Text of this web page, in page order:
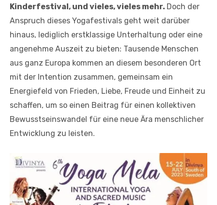
Kinderfestival, und vieles, vieles mehr. Doch der
Anspruch dieses Yogafestivals geht weit darüber
hinaus, lediglich erstklassige Unterhaltung oder eine
angenehme Auszeit zu bieten: Tausende Menschen
aus ganz Europa kommen an diesem besonderen Ort
mit der Intention zusammen, gemeinsam ein
Energiefeld von Frieden, Liebe, Freude und Einheit zu
schaffen, um so einen Beitrag für einen kollektiven
Bewusstseinswandel für eine neue Ära menschlicher
Entwicklung zu leisten.